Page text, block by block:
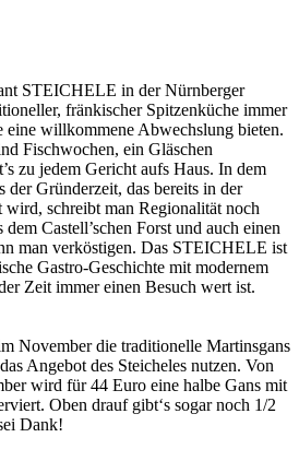
STEICHELE in der Nürnberger
fränkischer Spitzenküche immer
willkommene Abwechslung bieten.
Fischwochen, ein Gläschen
zu jedem Gericht aufs Haus. In dem
der Gründerzeit, das bereits in der
schreibt man Regionalität noch
Castell’schen Forst und auch einen
man verköstigen. Das STEICHELE ist
Gastro-Geschichte mit modernem
Zeit immer einen Besuch wert ist.
November die traditionelle Martinsgans
Angebot des Steicheles nutzen. Von
wird für 44 Euro eine halbe Gans mit
Oben drauf gibt‘s sogar noch 1/2
Dank!